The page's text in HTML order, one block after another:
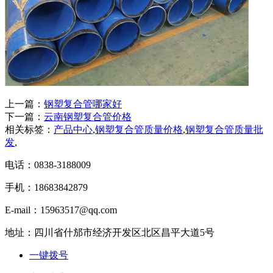
上一篇： 钢塑复合管哪家好
下一篇： 云南钢塑复合管价格
相关标签： 产品中心,钢塑复合管质量价格,钢塑复合管质量批
发,
电话：0838-3188009
手机：18683842879
E-mail：15963517@qq.com
地址：四川省什邡市经济开发区北区昌平大道5号
一键拨号